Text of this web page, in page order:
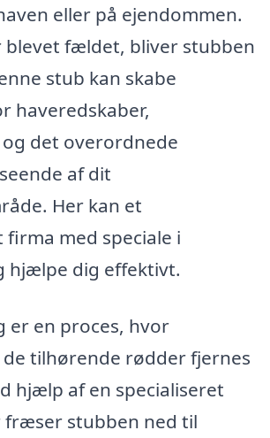
eller på ejendommen.
fældet, bliver stubben
stub kan skabe
haveredskaber,
det overordnede
af dit
Her kan et
med speciale i
hjælpe dig effektivt.
er en proces, hvor
tilhørende rødder fjernes
hjælp af en specialiseret
fræser stubben ned til